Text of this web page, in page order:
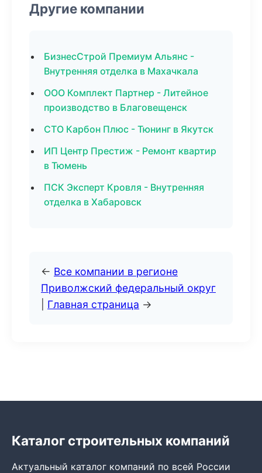
Другие компании
БизнесСтрой Премиум Альянс -
Внутренняя отделка в Махачкала
ООО Комплект Партнер - Литейное
производство в Благовещенск
СТО Карбон Плюс - Тюнинг в Якутск
ИП Центр Престиж - Ремонт квартир
в Тюмень
ПСК Эксперт Кровля - Внутренняя
отделка в Хабаровск
← Все компании в регионе
Приволжский федеральный округ
Главная страница →
Каталог строительных компаний
Актуальный каталог компаний по всей России